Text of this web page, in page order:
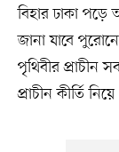
বিহার ঢাকা পড়ে
জানা যাবে
পৃথিবীর প্রাচীন
প্রাচীন কীর্তি